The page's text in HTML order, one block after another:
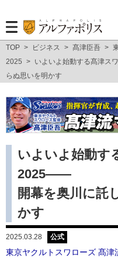
TOP > ビジネス > 髙津臣吾 >
2025 > いよいよ始動する髙津ス
らぬ思いを明かす
いよいよ始動す
2025――
開幕を奥川に託
かす
2025.03.28 公式
東京ヤクルトスワローズ 髙津